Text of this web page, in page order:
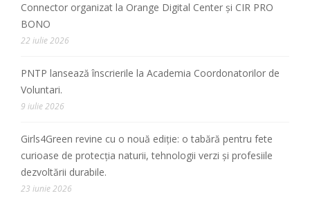
Connector organizat la Orange Digital Center și CIR PRO
BONO
22 iulie 2026
PNTP lansează înscrierile la Academia Coordonatorilor de
Voluntari.
9 iulie 2026
Girls4Green revine cu o nouă ediție: o tabără pentru fete
curioase de protecția naturii, tehnologii verzi și profesiile
dezvoltării durabile.
23 iunie 2026